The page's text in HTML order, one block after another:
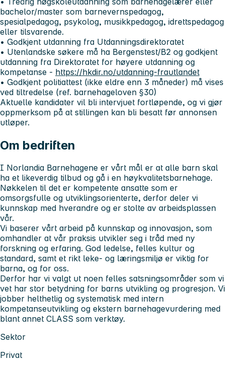
bachelor/master som barnevernspedagog,
spesialpedagog, psykolog, musikkpedagog, idrettspedagog
eller tilsvarende.
• Godkjent utdanning fra Utdanningsdirektoratet
• Utenlandske søkere må ha Bergenstest/B2 og godkjent
utdanning fra Direktoratet for høyere utdanning og
kompetanse - https://hkdir.no/utdanning-frautlandet
• Godkjent politiattest (ikke eldre enn 3 måneder) må vises
ved tiltredelse (ref. barnehageloven §30)
Aktuelle kandidater vil bli intervjuet fortløpende, og vi gjør
oppmerksom på at stillingen kan bli besatt før annonsen
utløper.
Om bedriften
I Norlandia Barnehagene er vårt mål er at alle barn skal
ha et likeverdig tilbud og gå i en høykvalitetsbarnehage.
Nøkkelen til det er kompetente ansatte som er
omsorgsfulle og utviklingsorienterte, derfor deler vi
kunnskap med hverandre og er stolte av arbeidsplassen
vår.
Vi baserer vårt arbeid på kunnskap og innovasjon, som
omhandler at vår praksis utvikler seg i tråd med ny
forskning og erfaring. God ledelse, felles kultur og
standard, samt et rikt leke- og læringsmiljø er viktig for
barna, og for oss.
Derfor har vi valgt ut noen felles satsningsområder som vi
vet har stor betydning for barns utvikling og progresjon. Vi
jobber helthetlig og systematisk med intern
kompetanseutvikling og ekstern barnehagevurdering med
blant annet CLASS som verktøy.
Sektor
Privat